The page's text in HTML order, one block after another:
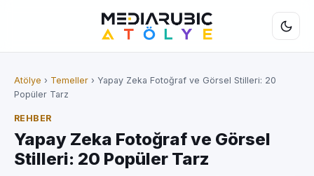
Atölye › Temeller › Yapay Zeka Fotoğraf ve Görsel Stilleri: 20
Popüler Tarz
REHBER
Yapay Zeka Fotoğraf ve Görsel
Stilleri: 20 Popüler Tarz